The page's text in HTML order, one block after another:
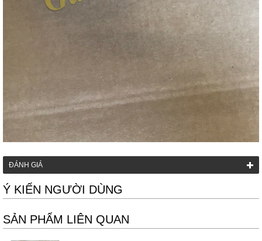
ĐÁNH GIÁ
Ý KIẾN NGƯỜI DÙNG
SẢN PHẨM LIÊN QUAN